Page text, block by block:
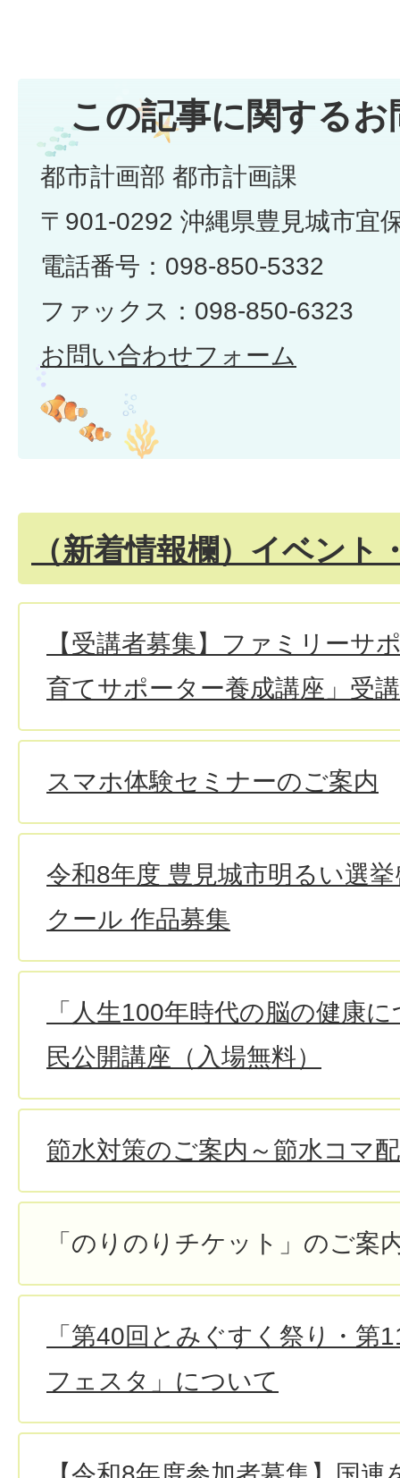
この記事に関する
都市計画部 都市計画課
〒901-0292 沖縄県豊見城市宜
電話番号：098-850-5332
ファックス：098-850-6323
お問い合わせフォーム
（新着情報欄）イベント
【受講者募集】ファミリーサ
育てサポーター養成講座」受
スマホ体験セミナーのご案内
令和8年度 豊見城市明るい選
クール 作品募集
「人生100年時代の脳の健康
民公開講座（入場無料）
節水対策のご案内～節水コマ
「のりのりチケット」のご案
「第40回とみぐすく祭り・第
フェスタ」について